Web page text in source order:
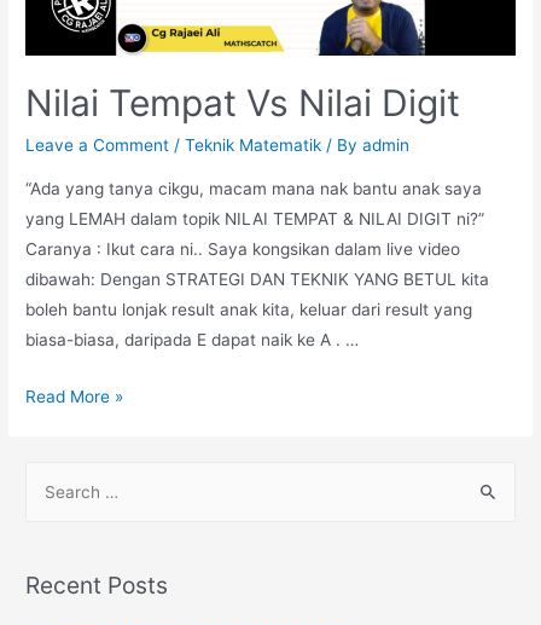
Nilai Tempat Vs Nilai Digit
Leave a Comment /Teknik Matematik / Byadmin
“Ada yang tanya cikgu, macam mana nak bantu anak saya
yang LEMAH dalam topik NILAI TEMPAT & NILAI DIGIT ni?”
Caranya : Ikut cara ni.. Saya kongsikan dalam live video
dibawah: Dengan STRATEGI DAN TEKNIK YANG BETUL kita
boleh bantu lonjak result anak kita, keluar dari result yang
biasa-biasa, daripada E dapat naik ke A . …
Nilai
Nilai
Read More »
rRecent Posts